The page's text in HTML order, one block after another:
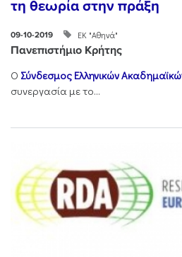
τη θεωρία στην πράξη
09-10-2019 ΕΚ "Αθηνά"
Πανεπιστήμιο Κρήτης
Ο Σύνδεσμος Ελληνικών
συνεργασία με το...